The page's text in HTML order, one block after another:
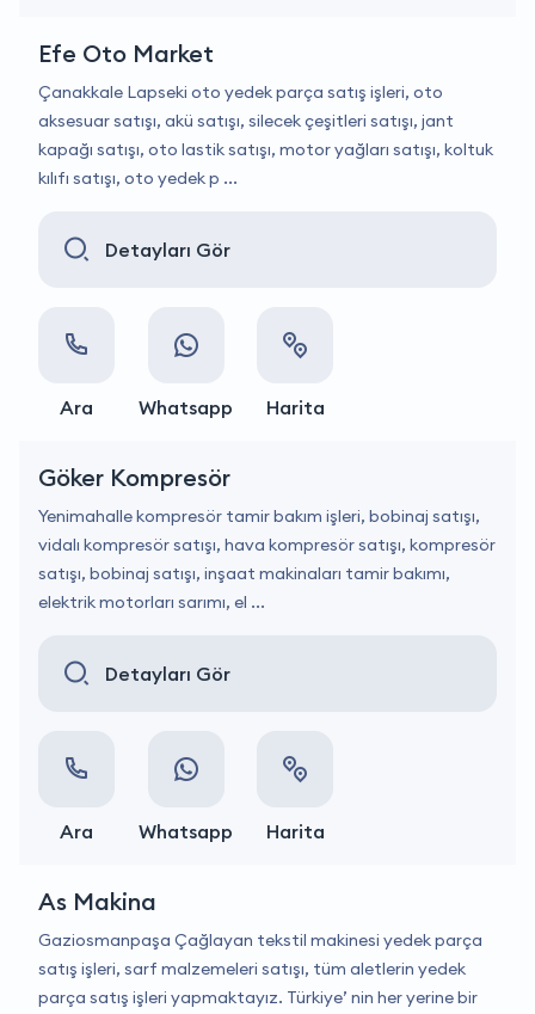
Efe Oto Market
Çanakkale Lapseki oto yedek parça satış işleri, oto
aksesuar satışı, akü satışı, silecek çeşitleri satışı, jant
kapağı satışı, oto lastik satışı, motor yağları satışı, koltuk
kılıfı satışı, oto yedek p ...
Detayları Gör
Ara Whatsapp Harita
Göker Kompresör
Yenimahalle kompresör tamir bakım işleri, bobinaj satışı,
vidalı kompresör satışı, hava kompresör satışı, kompresör
satışı, bobinaj satışı, inşaat makinaları tamir bakımı,
elektrik motorları sarımı, el ...
Detayları Gör
Ara Whatsapp Harita
As Makina
Gaziosmanpaşa Çağlayan tekstil makinesi yedek parça
satış işleri, sarf malzemeleri satışı, tüm aletlerin yedek
parça satış işleri yapmaktayız. Türkiye’ nin her yerine bir